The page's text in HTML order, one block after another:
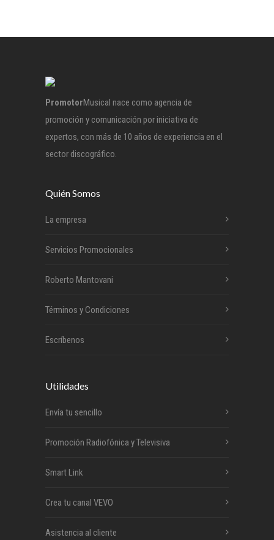
PromotorMusical nace como agencia de
promoción y comunicación por iniciativa de
expertos, con más de 10 años de experiencia en el
sector discográfico.
Quién Somos
La empresa
Servicios Promocionales
Roberto Mantovani
Términos y Condiciones
Escríbenos
Utilidades
Envía tu sencillo
Promoción Radiofónica y Televisiva
Smart Link
Crea tu canal VEVO
Asistencia al cliente